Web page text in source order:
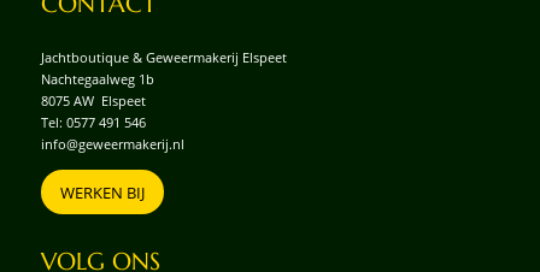
Jachtboutique & Geweermakerij Elspeet
Nachtegaalweg 1b
8075 AW Elspeet
Tel: 0577 491 546
info@geweermakerij.nl
WERKEN BIJ
VOLG ONS